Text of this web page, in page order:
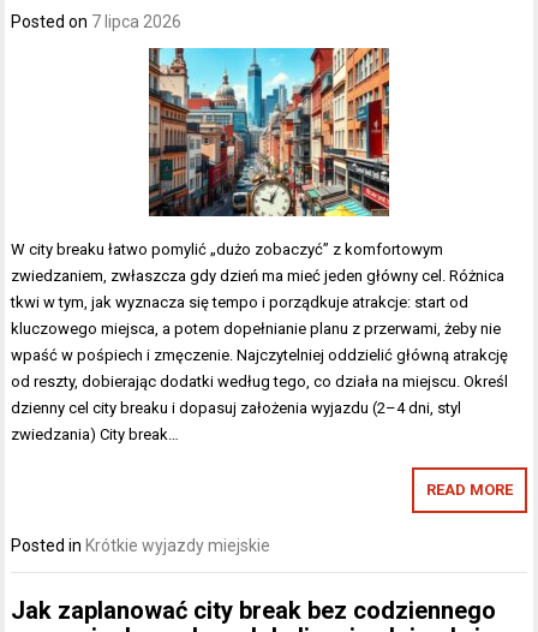
Posted on 7 lipca 2026
W city breaku łatwo pomylić „dużo zobaczyć” z komfortowym
zwiedzaniem, zwłaszcza gdy dzień ma mieć jeden główny cel. Różnica
tkwi w tym, jak wyznacza się tempo i porządkuje atrakcje: start od
kluczowego miejsca, a potem dopełnianie planu z przerwami, żeby nie
wpaść w pośpiech i zmęczenie. Najczytelniej oddzielić główną atrakcję
od reszty, dobierając dodatki według tego, co działa na miejscu. Określ
dzienny cel city breaku i dopasuj założenia wyjazdu (2–4 dni, styl
zwiedzania) City break…
READ MORE
Posted in Krótkie wyjazdy miejskie
Jak zaplanować city break bez codziennego